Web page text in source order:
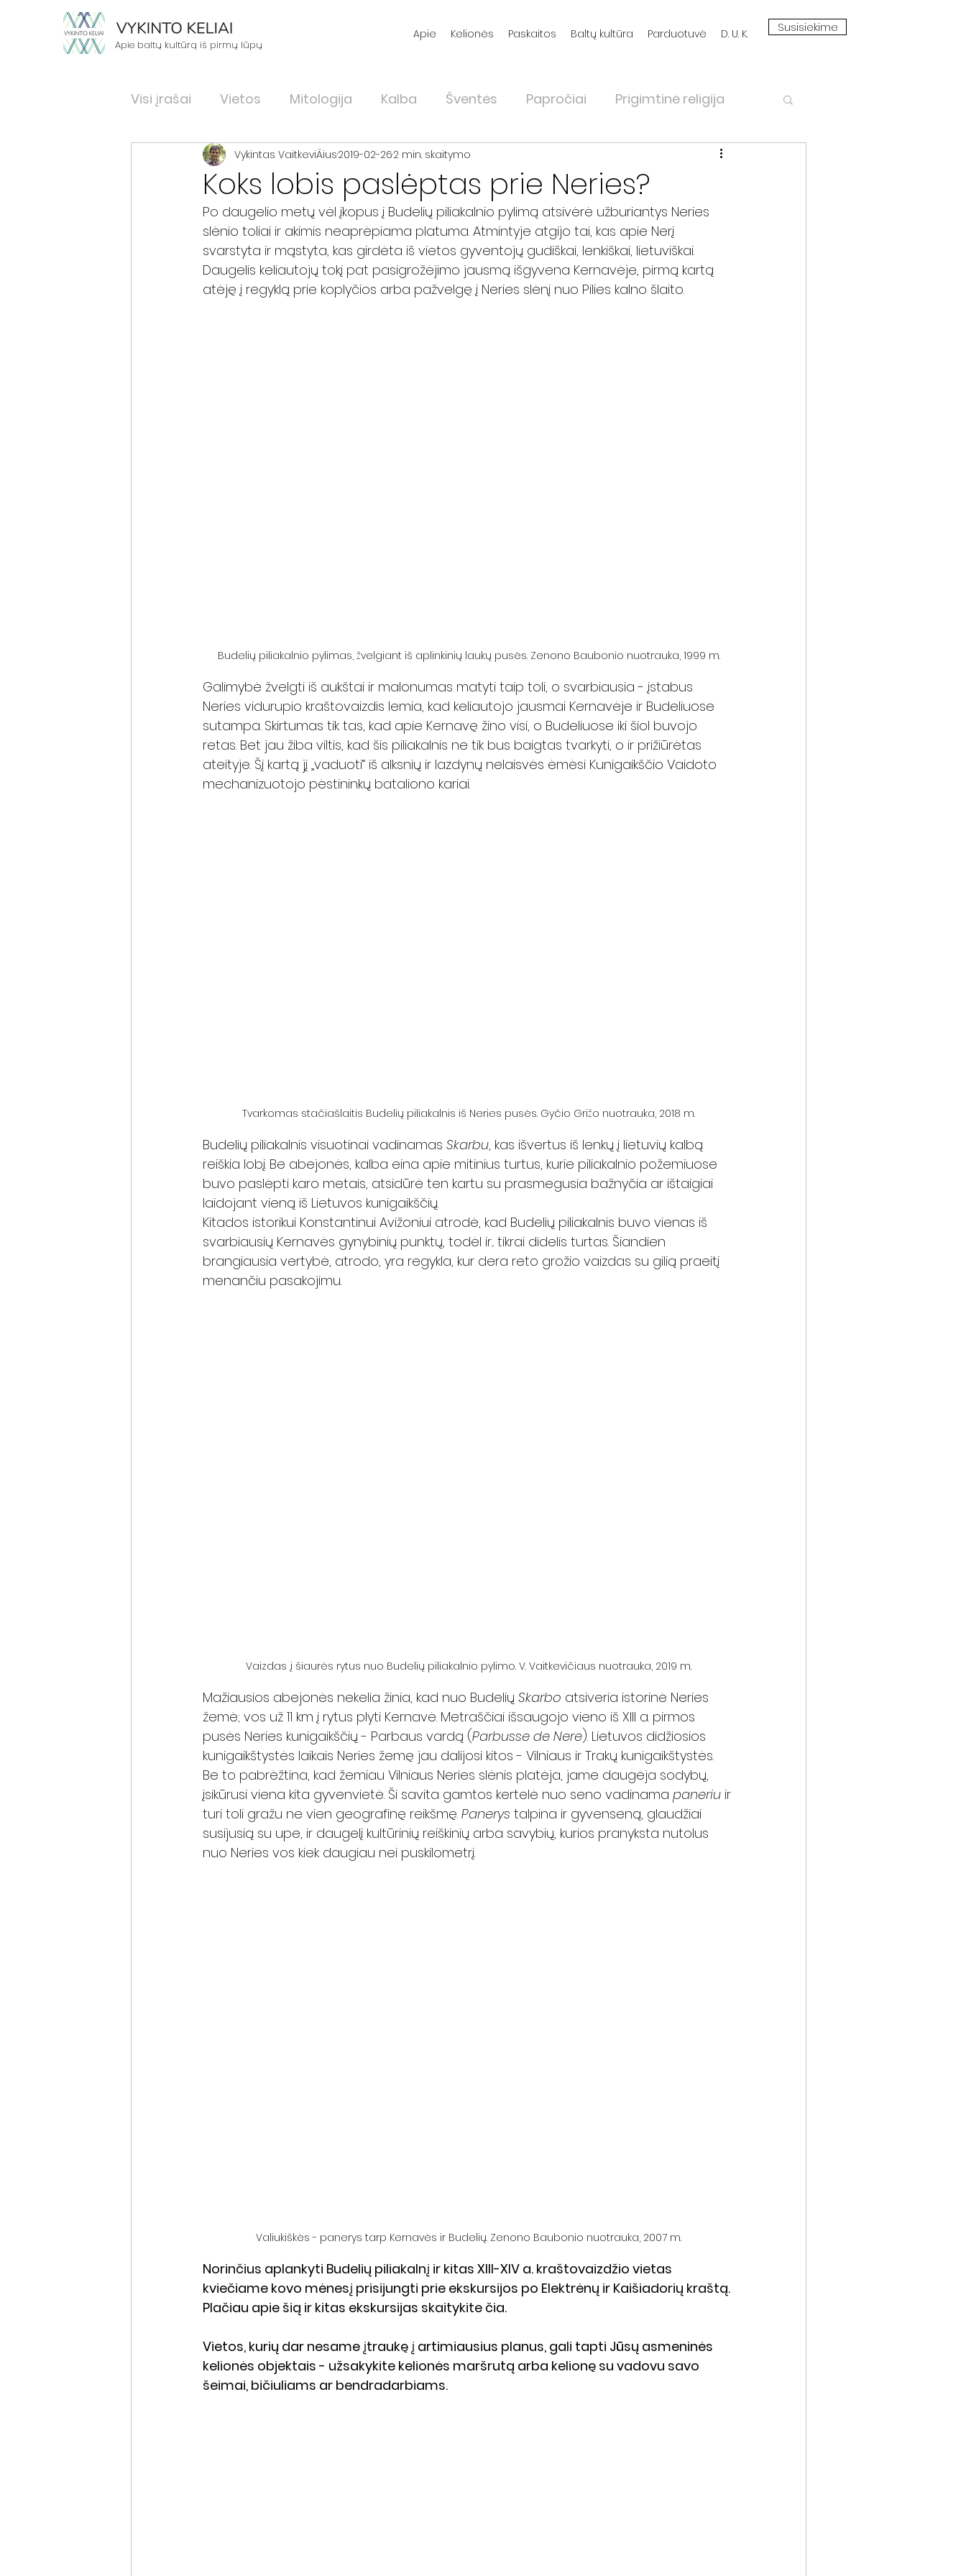
Apie baltų kultūrą iš pirmų lūpų
Apie Kelionės Paskaitos Baltų kultūra Parduotuvė D. U. K. Susisiekime
Visi įrašai Vietos Mitologija Kalba Šventės Papročiai Prigimtinė religija
Etnomedicina Sutartinės Karyba Gamtojauta Kelionės
Laidotuvės Kulinarija Augalai Kryždirbystė Pasakos Gydymas Medžiai
Šventvietės Tekstilė
Koks lobis paslėptas prie Neries?
Vykintas VaitkeviÄius2019-02-262 min. skaitymo
Po daugelio metų vėl įkopus į Budelių piliakalnio pylimą atsivėrė užburiantys Neries
slėnio toliai ir akimis neaprėpiama platuma. Atmintyje atgijo tai, kas apie Nerį
svarstyta ir mąstyta, kas girdėta iš vietos gyventojų gudiškai, lenkiškai, lietuviškai.
Daugelis keliautojų tokį pat pasigrožėjimo jausmą išgyvena Kernavėje, pirmą kartą
atėję į regyklą prie koplyčios arba pažvelgę į Neries slėnį nuo Pilies kalno šlaito.
Budelių piliakalnio pylimas, žvelgiant iš aplinkinių laukų pusės. Zenono Baubonio nuotrauka, 1999 m.
Galimybė žvelgti iš aukštai ir malonumas matyti taip toli, o svarbiausia - įstabus
Neries vidurupio kraštovaizdis lemia, kad keliautojo jausmai Kernavėje ir Budeliuose
sutampa. Skirtumas tik tas, kad apie Kernavę žino visi, o Budeliuose iki šiol buvojo
retas. Bet jau žiba viltis, kad šis piliakalnis ne tik bus baigtas tvarkyti, o ir prižiūrėtas
ateityje. Šį kartą jį „vaduoti“ iš alksnių ir lazdynų nelaisvės ėmėsi Kunigaikščio Vaidoto
mechanizuotojo pėstininkų bataliono kariai.
Tvarkomas stačiašlaitis Budelių piliakalnis iš Neries pusės. Gyčio Grižo nuotrauka, 2018 m.
Budelių piliakalnis visuotinai vadinamas Skarbu, kas išvertus iš lenkų į lietuvių kalbą
reiškia lobį. Be abejonės, kalba eina apie mitinius turtus, kurie piliakalnio požemiuose
buvo paslėpti karo metais, atsidūrė ten kartu su prasmegusia bažnyčia ar ištaigiai
laidojant vieną iš Lietuvos kunigaikščių.
Kitados istorikui Konstantinui Avižoniui atrodė, kad Budelių piliakalnis buvo vienas iš
svarbiausių Kernavės gynybinių punktų, todėl ir... tikrai didelis turtas. Šiandien
brangiausia vertybė, atrodo, yra regykla, kur dera reto grožio vaizdas su gilią praeitį
menančiu pasakojimu.
Vaizdas į šiaurės rytus nuo Budelių piliakalnio pylimo. V. Vaitkevičiaus nuotrauka, 2019 m.
Mažiausios abejonės nekelia žinia, kad nuo Budelių Skarbo atsiveria istorinė Neries
žemė; vos už 11 km į rytus plyti Kernavė. Metraščiai išsaugojo vieno iš XIII a. pirmos
pusės Neries kunigaikščių - Parbaus vardą (Parbusse de Nere). Lietuvos didžiosios
kunigaikštystės laikais Neries žemę jau dalijosi kitos - Vilniaus ir Trakų kunigaikštystės.
Be to pabrėžtina, kad žemiau Vilniaus Neries slėnis platėja, jame daugėja sodybų,
įsikūrusi viena kita gyvenvietė. Ši savita gamtos kertelė nuo seno vadinama paneriu ir
turi toli gražu ne vien geografinę reikšmę. Panerys talpina ir gyvenseną, glaudžiai
susijusią su upe, ir daugelį kultūrinių reiškinių arba savybių, kurios pranyksta nutolus
nuo Neries vos kiek daugiau nei puskilometrį.
Valiukiškės - panerys tarp Kernavės ir Budelių. Zenono Baubonio nuotrauka, 2007 m.
Norinčius aplankyti Budelių piliakalnį ir kitas XIII-XIV a. kraštovaizdžio vietas
kviečiame kovo mėnesį prisijungti prie ekskursijos po Elektrėnų ir Kaišiadorių kraštą.
Plačiau apie šią ir kitas ekskursijas skaitykite čia.
Vietos, kurių dar nesame įtraukę į artimiausius planus, gali tapti Jūsų asmeninės
kelionės objektais - užsakykite kelionės maršrutą arba kelionę su vadovu savo
šeimai, bičiuliams ar bendradarbiams.